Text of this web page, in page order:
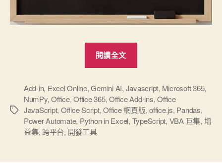
閱讀全文
增
益
集
（Add-
標
Add-in, Excel Online,Gemini AI, Javascript, Microsoft 365,
NumPy,Office,Office 365,Office Add-ins,Office
JavaScript, Office Script,Office 網頁版,office.js, Pandas,
Power Automate, Python in Excel, TypeScript, VBA 巨集, 增
益集, 跨平台, 開發工具